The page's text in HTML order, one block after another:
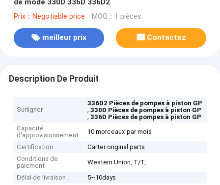
de mode 330D 336D 336D2
Prix：Negotiable price MOQ：1 pièces
meilleur prix Contactez
Description De Produit
Surligner
336D2 Pièces de pompes à piston GP
,330D Pièces de pompes à piston GP
,336D Pièces de pompes à piston GP
Capacité
d'approvisionnement
10 morceaux par mois
Certification
Carter original parts
Conditions de
paiement
Western Union, T/T,
Délai de livraison 5~10days